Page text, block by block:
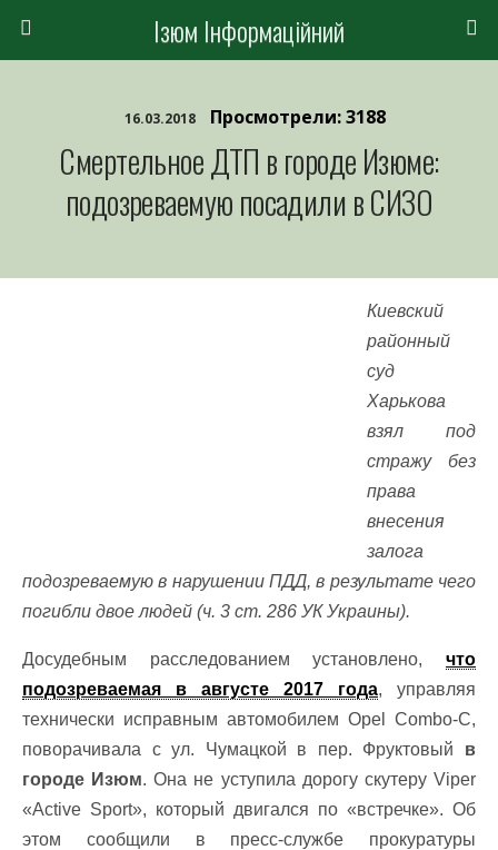
Ізюм Інформаційний
16.03.2018 Просмотрели: 3188
Смертельное ДТП в городе Изюме:
подозреваемую посадили в СИЗО
Киевский
районный
суд
Харькова
взял под
стражу без
права
внесения
залога
подозреваемую в нарушении ПДД, в результате чего
погибли двое людей (ч. 3 ст. 286 УК Украины).
Досудебным расследованием установлено, что
подозреваемая в августе 2017 года, управляя
технически исправным автомобилем Opel Combo-C,
поворачивала с ул. Чумацкой в пер. Фруктовый в
городе Изюм. Она не уступила дорогу скутеру Viper
«Active Sport», который двигался по «встречке». Об
этом сообщили в пресс-службе прокуратуры